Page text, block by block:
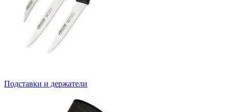
Подставки и держатели